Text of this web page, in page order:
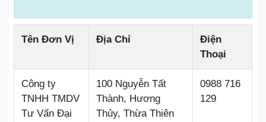
Tên Đơn Vị Địa Chỉ
Điện
Thoại
Công ty
TNHH TMDV
Tư Vấn Đại
100 Nguyễn Tất
Thành, Hương
Thủy, Thừa Thiên
0988 716
129